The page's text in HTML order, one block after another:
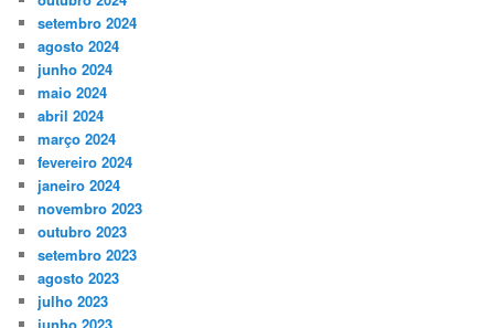
setembro 2024
agosto 2024
junho 2024
maio 2024
abril 2024
março 2024
fevereiro 2024
janeiro 2024
novembro 2023
outubro 2023
setembro 2023
agosto 2023
julho 2023
junho 2023